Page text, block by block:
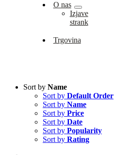
O nas
Izjave
strank
Trgovina
Sort by Name
Sort by Default Order
Sort by Name
Sort by Price
Sort by Date
Sort by Popularity
Sort by Rating